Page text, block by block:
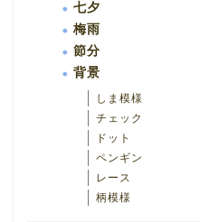
七夕
梅雨
節分
背景
しま模様
チェック
ドット
ペンギン
レース
柄模様